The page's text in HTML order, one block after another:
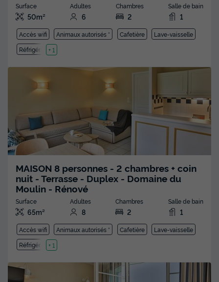
Surface
50m²
Adultes
6
Chambres
2
Salle de bain
1
Accès wifi Animaux autorisés * Cafetière
Lave-vaisselle
Réfrigérateur
+ 1
MAISON 8 personnes - 2 chambres + coin
nuit - Terrasse - Duplex - Domaine du
Moulin - Rénové
Surface
65m²
Adultes
8
Chambres
2
Salle de bain
1
Accès wifi Animaux autorisés * Cafetière
Lave-vaisselle
Réfrigérateur
+ 1